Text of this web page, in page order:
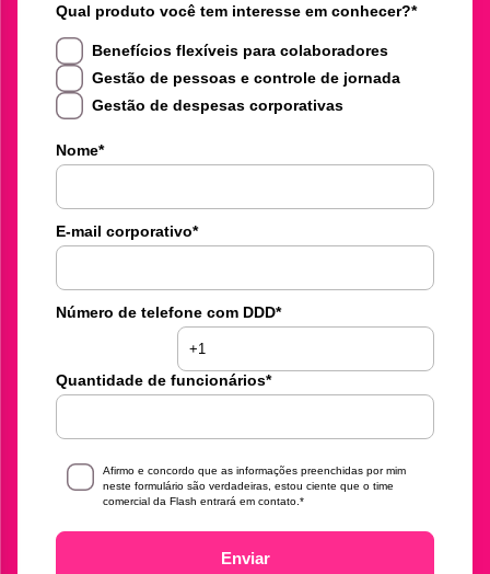
Qual produto você tem interesse em conhecer?*
Benefícios flexíveis para colaboradores
Gestão de pessoas e controle de jornada
Gestão de despesas corporativas
Nome*
E-mail corporativo*
Número de telefone com DDD*
Quantidade de funcionários*
Afirmo e concordo que as informações preenchidas por mim
neste formulário são verdadeiras, estou ciente que o time
comercial da Flash entrará em contato. *
Enviar